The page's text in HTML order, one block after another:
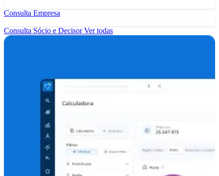
Consulta Empresa
Consulta Sócio e DecisorVer todas